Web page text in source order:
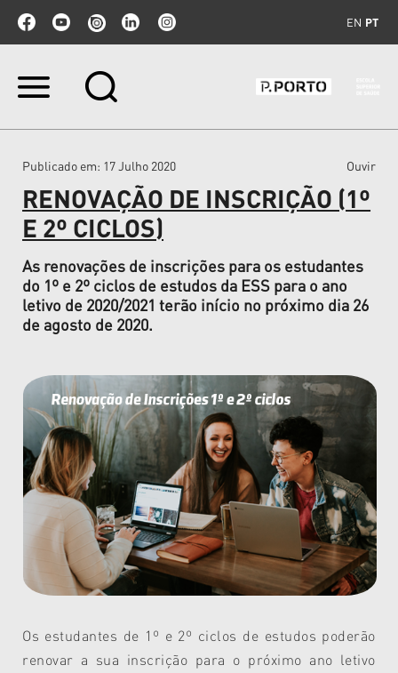
EN PT
Ir
Ir
navegação
Publicado em: 17 Julho 2020 Ouvir
RENOVAÇÃO DE INSCRIÇÃO (1º
E 2º CICLOS)
As renovações de inscrições para os estudantes
do 1º e 2º ciclos de estudos da ESS para o ano
letivo de 2020/2021 terão início no próximo dia 26
de agosto de 2020.
Os estudantes de 1º e 2º ciclos de estudos poderão
renovar a sua inscrição para o próximo ano letivo